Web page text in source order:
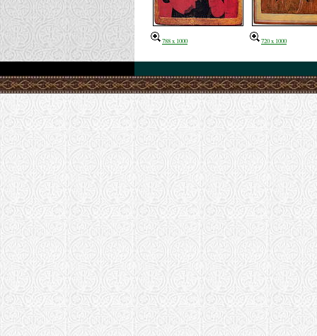
788 x 1000 720 x 1000